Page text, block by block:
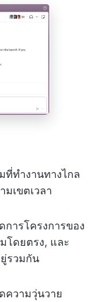
ที่ทำงานทางไกล
เขตเวลา
ารโครงการของ
โดยตรง, และ
รวมกัน
ความวุ่นวาย